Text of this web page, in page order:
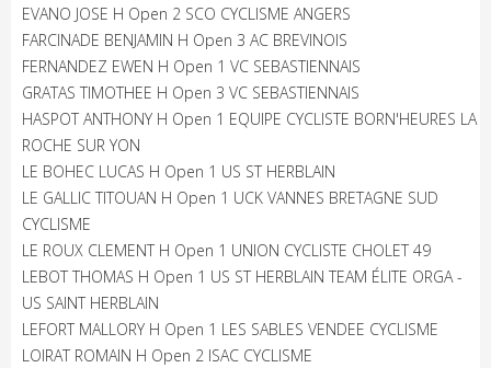
EVANO JOSE H Open 2 SCO CYCLISME ANGERS
FARCINADE BENJAMIN H Open 3 AC BREVINOIS
FERNANDEZ EWEN H Open 1 VC SEBASTIENNAIS
GRATAS TIMOTHEE H Open 3 VC SEBASTIENNAIS
HASPOT ANTHONY H Open 1 EQUIPE CYCLISTE BORN'HEURES LA
ROCHE SUR YON
LE BOHEC LUCAS H Open 1 US ST HERBLAIN
LE GALLIC TITOUAN H Open 1 UCK VANNES BRETAGNE SUD
CYCLISME
LE ROUX CLEMENT H Open 1 UNION CYCLISTE CHOLET 49
LEBOT THOMAS H Open 1 US ST HERBLAIN TEAM ÉLITE ORGA -
US SAINT HERBLAIN
LEFORT MALLORY H Open 1 LES SABLES VENDEE CYCLISME
LOIRAT ROMAIN H Open 2 ISAC CYCLISME